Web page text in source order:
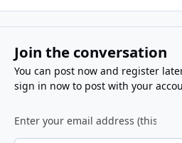
Join the conversation
You can post now and register
sign in nowto post with your